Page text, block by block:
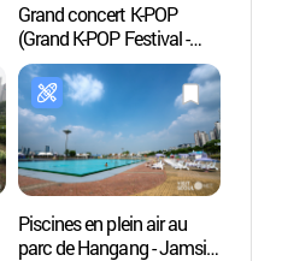
Grand concert K-POP
(Grand K-POP Festival -
외국어사이트용)
Piscines en plein air au
parc de Hangang - Jamsil